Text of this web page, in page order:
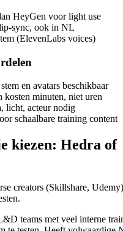
HeyGen voor light use
sync, ook in NL
(ElevenLabs voices)
en avatars beschikbaar
kosten minuten, niet uren
licht, acteur nodig
schaalbare training content
kiezen: Hedra of
creators (Skillshare, Udemy)
teams met veel interne